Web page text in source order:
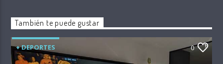
También te puede gustar
+ DEPORTES 0